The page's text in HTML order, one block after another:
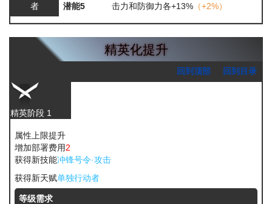
者
潜能5
击力和防御力各+13% （+2%）
精英化提升
回到顶部 回到目录
精英阶段 1
属性上限提升
增加部署费用2
获得新技能冲锋号令·攻击
获得新天赋单独行动者
等级需求